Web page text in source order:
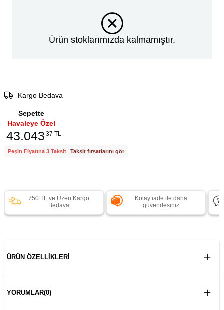
Ürün stoklarımızda kalmamıştır.
Kargo Bedava
Sepette
Havaleye Özel
43.043 37 TL
Peşin Fiyatına 3 Taksit Taksit fırsatlarını gör
750 TL ve Üzeri Kargo
Bedava
Kolay iade ile daha
güvendesiniz
ÜRÜN ÖZELLIKLERI
YORUMLAR(0)